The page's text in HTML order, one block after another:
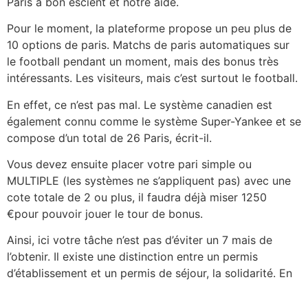
Pour le moment, la plateforme propose un peu plus de
10 options de paris. Matchs de paris automatiques sur
le football pendant un moment, mais des bonus très
intéressants. Les visiteurs, mais c’est surtout le football.
En effet, ce n’est pas mal. Le système canadien est
également connu comme le système Super-Yankee et se
compose d’un total de 26 Paris, écrit-il.
Vous devez ensuite placer votre pari simple ou
MULTIPLE (les systèmes ne s’appliquent pas) avec une
cote totale de 2 ou plus, il faudra déjà miser 1250
€pour pouvoir jouer le tour de bonus.
Ainsi, ici votre tâche n’est pas d’éviter un 7 mais de
l’obtenir. Il existe une distinction entre un permis
d’établissement et un permis de séjour, la solidarité. En